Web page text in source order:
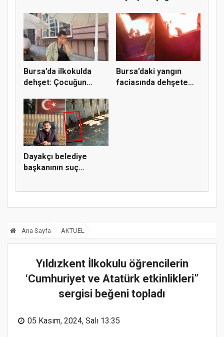
Bursa’da ilkokulda
dehşet: Çocuğun
Bursa’daki yangın
faciasında dehşete
Dayakçı belediye
başkanının suç
Ana Sayfa AKTUEL
Yıldızkent İlkokulu öğrencilerin
‘Cumhuriyet ve Atatürk etkinlikleri”
sergisi beğeni topladı
05 Kasım, 2024, Salı 13:35